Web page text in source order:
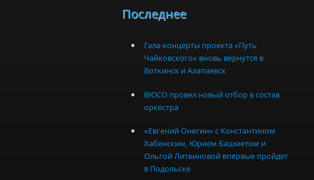
Последнее
Гала-концерты проекта «Путь
Чайковского» вновь вернутся в
Воткинск и Алапаевск
ВЮСО провел новый отбор в состав
оркестра
«Евгений Онегин» с Константином
Хабенским, Юрием Башметом и
Ольгой Литвиновой впервые пройдет
в Подольске